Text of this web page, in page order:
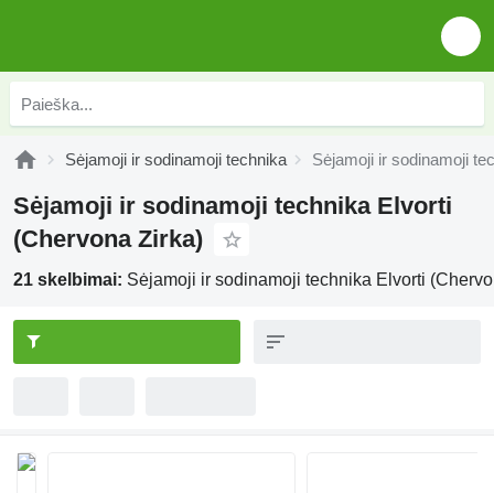
Sėjamoji ir sodinamoji technika Sėjamoji ir sodinamoji
Sėjamoji ir sodinamoji technika Elvorti
(Chervona Zirka)
21 skelbimai: Sėjamoji ir sodinamoji technika Elvorti